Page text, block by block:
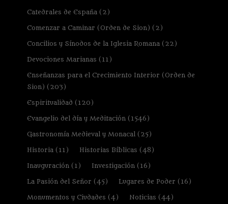
Catedrales de España (2)
Comenzar a Caminar (Orden de Sion) (2)
Concilios y Sínodos de la Iglesia Romana (22)
Devociones Marianas (11)
Enseñanzas para el Crecimiento Interior (Orden de
Sion) (203)
Espiritualidad (120)
Evangelio del día y Meditación (1546)
Gastronomía Medieval y Monacal (25)
Historia (11) Historias Bíblicas (48)
Inauguración (1) Investigación (16)
La Pasión del Señor (45) Lugares de Poder (16)
Monumentos y Ciudades (4) Noticias (44)